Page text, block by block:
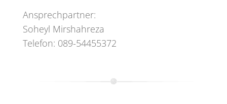
Ansprechpartner:
Soheyl Mirshahreza
Telefon: 089-54455372